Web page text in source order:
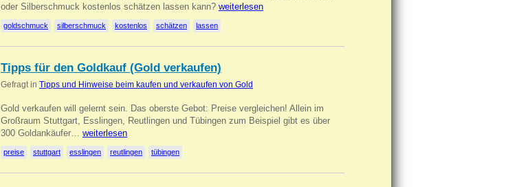
oder Silberschmuck kostenlos schätzen lassen kann? weiterlesen
goldschmuck silberschmuck kostenlos schätzen lassen
Tipps für den Goldkauf (Gold verkaufen)
Gefragt in Tipps und Hinweise beim kaufen und verkaufen von Gold
Gold verkaufen will gelernt sein. Das oberste Gebot: Preise vergleichen! Allein im
Großraum Stuttgart, Esslingen, Reutlingen und Tübingen zum Beispiel gibt es über
300 Goldankäufer… weiterlesen
preise stuttgart esslingen reutlingen tübingen